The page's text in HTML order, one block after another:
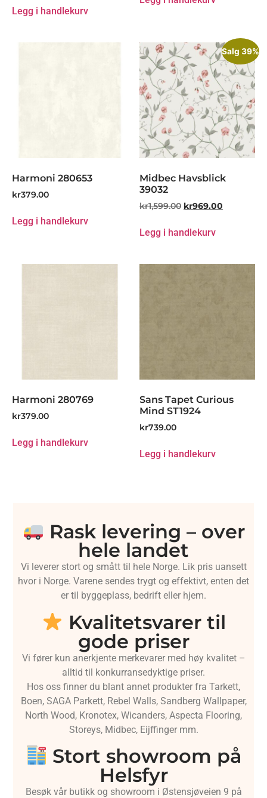
Legg i handlekurv
Harmoni 280653
kr379.00
Legg i handlekurv
Salg 39%
Midbec Havsblick
39032
kr1,599.00 kr969.00
Legg i handlekurv
Harmoni 280769
kr379.00
Legg i handlekurv
Sans Tapet Curious
Mind ST1924
kr739.00
Legg i handlekurv
Rask levering – over
hele landet
Vi leverer stort og smått til hele Norge. Lik pris uansett
hvor i Norge. Varene sendes trygt og effektivt, enten det
er til byggeplass, bedrift eller hjem.
Kvalitetsvarer til
gode priser
Vi fører kun anerkjente merkevarer med høy kvalitet –
alltid til konkurransedyktige priser.
Hos oss finner du blant annet produkter fra Tarkett,
Boen, SAGA Parkett, Rebel Walls, Sandberg Wallpaper,
North Wood, Kronotex, Wicanders, Aspecta Flooring,
Storeys, Midbec, Eijffinger mm.
Stort showroom på
Helsfyr
Besøk vår butikk og showroom i Østensjøveien 9 på